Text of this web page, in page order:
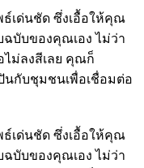
ธ์เด่นชัด ซึ่งเอื้อให้คุณ
บับของคุณเอง ไม่ว่า
ม่ลงสีเลย คุณก็
กับชุมชนเพื่อเชื่อมต่อ
ธ์เด่นชัด ซึ่งเอื้อให้คุณ
บับของคุณเอง ไม่ว่า